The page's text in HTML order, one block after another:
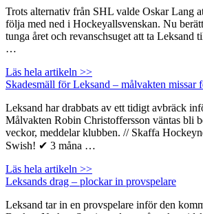
Trots alternativ från SHL valde Oskar Lang
följa med ned i Hockeyallsvenskan. Nu
tunga året och revanschsuget att ta Leksand
…
Läs hela artikeln >>
Skadesmäll för Leksand – målvakten missar
Leksand har drabbats av ett tidigt avbräck
Målvakten Robin Christoffersson väntas bli
veckor, meddelar klubben. // Skaffa
Swish! ✔ 3 måna …
Läs hela artikeln >>
Leksands drag – plockar in provspelare
Leksand tar in en provspelare inför den